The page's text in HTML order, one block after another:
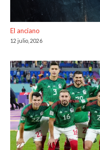
El anciano
12 julio, 2026